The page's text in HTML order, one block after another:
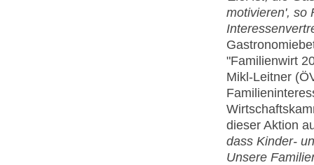
motivieren', so
"Familienwirt
Mikl-Leitner
dieser Aktion
dass Kinder-
Unsere